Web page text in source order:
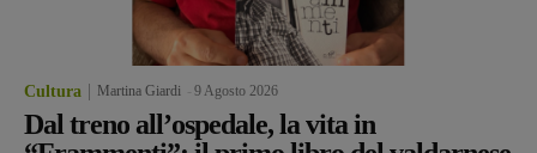
Cultura Martina Giardi 9 Agosto 2026
Dal treno all’ospedale, la vita in